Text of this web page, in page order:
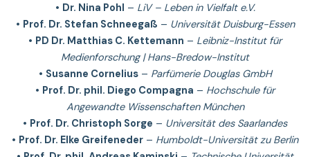
• Dr. Nina Pohl – LiV – Leben in Vielfalt e.V.
• Prof. Dr. Stefan Schneegaß – Universität Duisburg-Essen
• PD Dr. Matthias C. Kettemann – Leibniz-Institut für
Medienforschung | Hans-Bredow-Institut
• Susanne Cornelius– Parfümerie Douglas GmbH
• Prof. Dr. phil. Diego Compagna – Hochschule für
Angewandte Wissenschaften München
• Prof. Dr. Christoph Sorge – Universität des Saarlandes
• Prof. Dr. Elke Greifeneder – Humboldt-Universität zu Berlin